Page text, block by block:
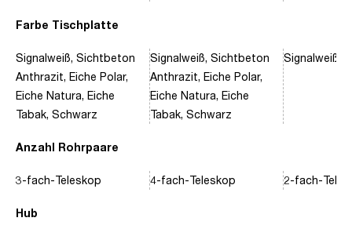
Farbe Tischplatte
Anzahl Rohrpaare
Hub
Signalweiß, Sichtbeton
Anthrazit, Eiche Polar,
Eiche Natura, Eiche
Tabak, Schwarz
3-fach-Teleskop
Signalweiß, Sichtbeton
Anthrazit, Eiche Polar,
Eiche Natura, Eiche
Tabak, Schwarz
4-fach-Teleskop
Signalweiß,
2-fach-